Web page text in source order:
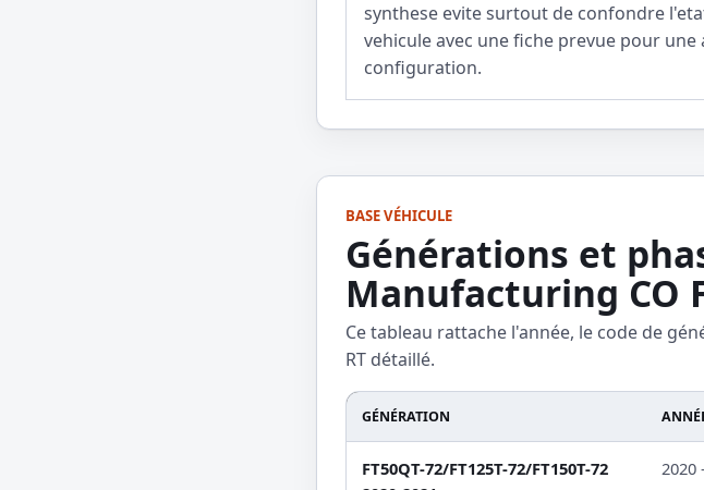
synthese evite surtout de confondre
vehicule avec une fiche prevue pour une
configuration.
BASE VÉHICULE
Générations et
Manufacturing CO
Ce tableau rattache l'année, le code de
RT détaillé.
GÉNÉRATION
FT50QT-72/FT125T-72/FT150T-72
2020